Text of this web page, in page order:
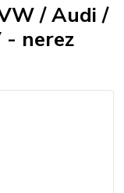
/ Audi /
- nerez